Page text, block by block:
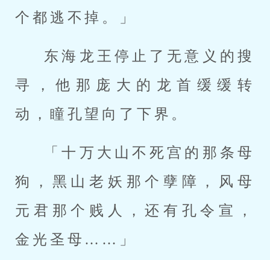
个都逃不掉。」
东海龙王停止了无意义的搜
寻，他那庞大的龙首缓缓转
动，瞳孔望向了下界。
「十万大山不死宫的那条母
狗，黑山老妖那个孽障，风母
元君那个贱人，还有孔令宣，
金光圣母……」